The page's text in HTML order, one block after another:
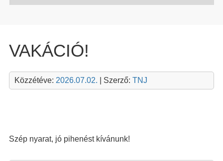
VAKÁCIÓ!
Közzétéve: 2026.07.02. | Szerző: TNJ
Szép nyarat, jó pihenést kívánunk!